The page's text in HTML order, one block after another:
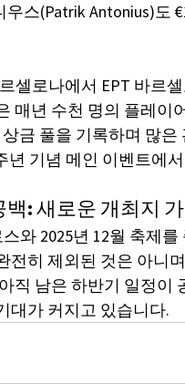
스(Patrik Antonius)도
셀로나에서 EPT 바르
매년 수천 명의 플레이
상금 풀을 기록하며 많
년 기념 메인 이벤트에
: 새로운 개최지
와 2025년 12월 축제
전히 제외된 것은 아니
직 남은 하반기 일정이
대가 커지고 있습니다.